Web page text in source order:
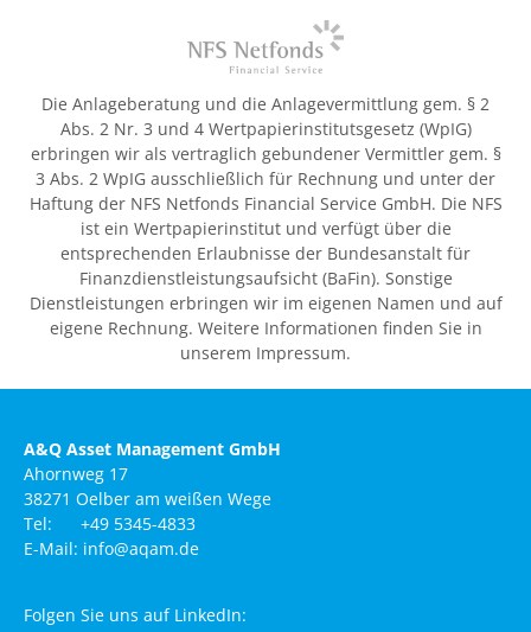
Die Anlageberatung und die Anlagevermittlung gem. § 2
Abs. 2 Nr. 3 und 4 Wertpapierinstitutsgesetz (WpIG)
erbringen wir als vertraglich gebundener Vermittler gem. §
3 Abs. 2 WpIG ausschließlich für Rechnung und unter der
Haftung der NFS Netfonds Financial Service GmbH. Die NFS
ist ein Wertpapierinstitut und verfügt über die
entsprechenden Erlaubnisse der Bundesanstalt für
Finanzdienstleistungsaufsicht (BaFin). Sonstige
Dienstleistungen erbringen wir im eigenen Namen und auf
eigene Rechnung. Weitere Informationen finden Sie in
unserem Impressum.
A&Q Asset Management GmbH
Ahornweg 17
38271 Oelber am weißen Wege
Tel: +49 5345-4833
E-Mail: info@aqam.de
Folgen Sie uns auf LinkedIn: